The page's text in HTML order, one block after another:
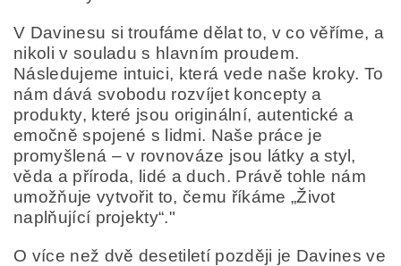
V Davinesu si troufáme dělat to, v co věříme, a
nikoli v souladu s hlavním proudem.
Následujeme intuici, která vede naše kroky. To
nám dává svobodu rozvíjet koncepty a
produkty, které jsou originální, autentické a
emočně spojené s lidmi. Naše práce je
promyšlená – v rovnováze jsou látky a styl,
věda a příroda, lidé a duch. Právě tohle nám
umožňuje vytvořit to, čemu říkáme „Život
naplňující projekty“."
O více než dvě desetiletí později je Davines ve